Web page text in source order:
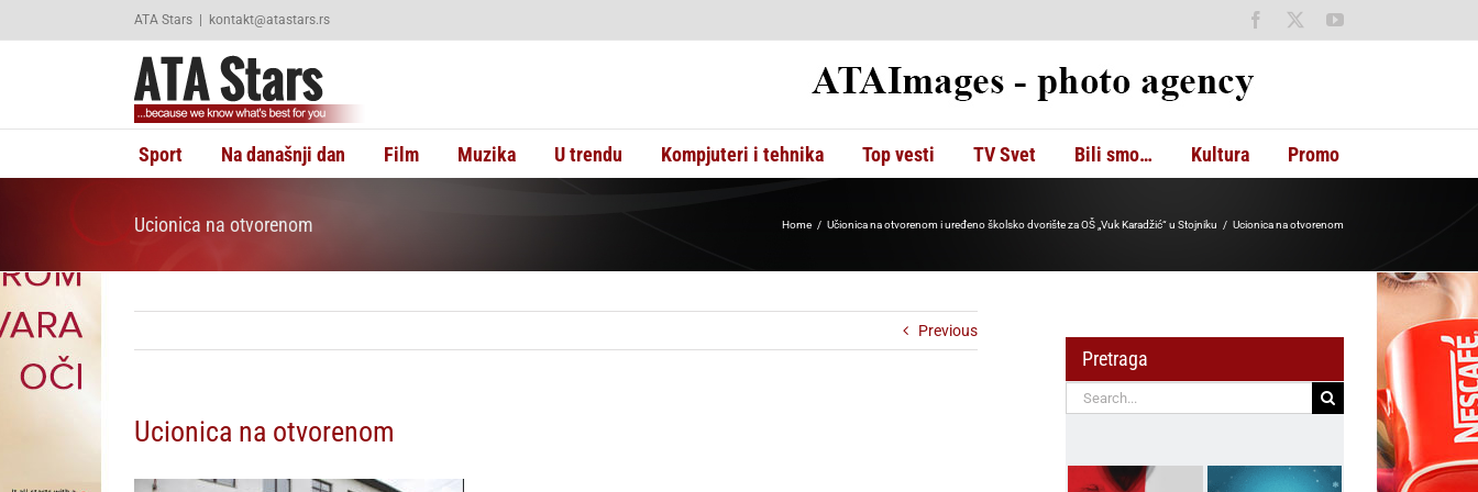
ATA Stars | kontakt@atastars.rs Facebook YouTube
Sport Na današnji dan Film Muzika U trendu Kompjuteri i tehnika Top vesti TV Svet Bili smo… Kultura Promo
Ucionica na otvorenom Home Učionica na otvorenom i uređeno školsko dvorište za OŠ „Vuk Karadžić“ u Stojniku Ucionica na otvorenom
Previous
Ucionica na otvorenom
Pretraga
Search
for: